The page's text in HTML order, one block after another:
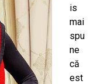
is
mai
spu
ne
că
est